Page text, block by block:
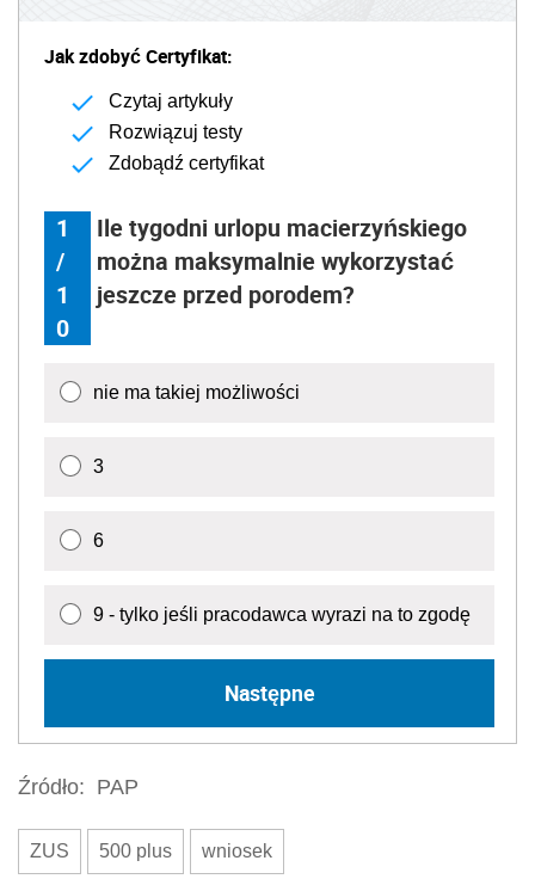
Jak zdobyć Certyfikat:
Czytaj artykuły
Rozwiązuj testy
Zdobądź certyfikat
1
/
1
0
Ile tygodni urlopu macierzyńskiego
można maksymalnie wykorzystać
jeszcze przed porodem?
nie ma takiej możliwości
3
6
9 - tylko jeśli pracodawca wyrazi na to zgodę
Następne
Źródło: PAP
ZUS 500 plus wniosek